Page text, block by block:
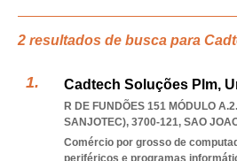
2 resultados de busca para
Cadtech Soluções Plm,
R DE FUNDÕES 151 MÓDULO
SANJOTEC), 3700-121, SAO
Comércio por grosso de
periféricos e programas